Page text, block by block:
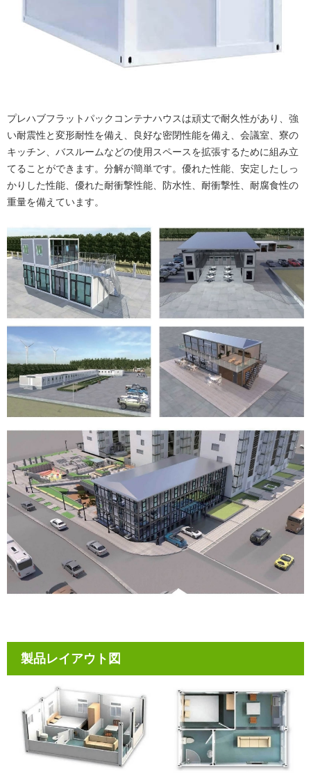
プレハブフラットパックコンテナハウスは頑丈で耐久性があり、強
い耐震性と変形耐性を備え、良好な密閉性能を備え、会議室、寮の
キッチン、バスルームなどの使用スペースを拡張するために組み立
てることができます。分解が簡単です。優れた性能、安定したしっ
かりした性能、優れた耐衝撃性能、防水性、耐衝撃性、耐腐食性の
重量を備えています。
製品レイアウト図